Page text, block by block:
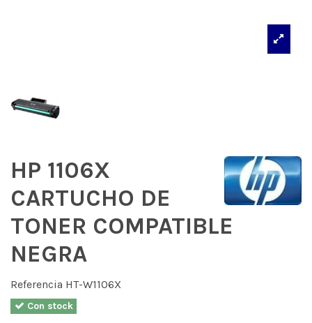
HP 1106X
CARTUCHO DE
TONER COMPATIBLE
NEGRA
Referencia HT-W1106X
Con stock